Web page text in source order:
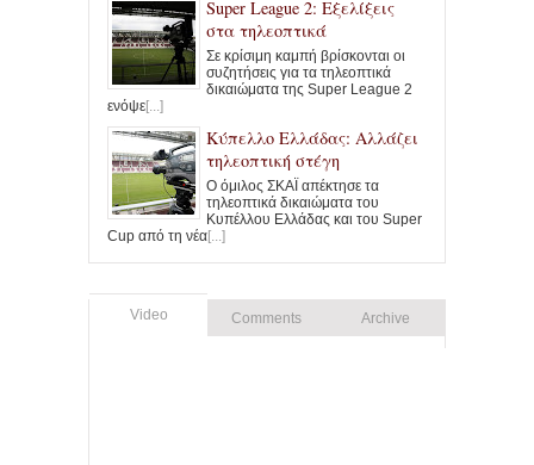
Super League 2: Εξελίξεις
στα τηλεοπτικά
Σε κρίσιμη καμπή βρίσκονται οι
συζητήσεις για τα τηλεοπτικά
δικαιώματα της Super League 2
ενόψε[...]
Κύπελλο Ελλάδας: Αλλάζει
τηλεοπτική στέγη
Ο όμιλος ΣΚΑΪ απέκτησε τα
τηλεοπτικά δικαιώματα του
Κυπέλλου Ελλάδας και του Super
Cup από τη νέα[...]
Video Comments Archive